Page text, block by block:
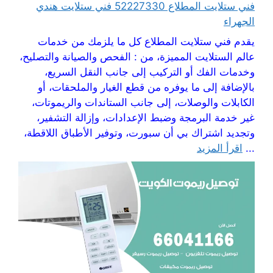
فني ستلايت المطلاع 52227330 فني ستلايت هندي
الجهراء
يقدم فني ستلايت المطلاع كل ما يلزمك من خدمات
عالم الستلايت المميزة، من : الفحص والصيانة والتصليح،
وخدمات الفك أو التركيب إلى جانب النقل السريع،
بالإضافة إلى ما يوفره من قطع الغيار والملحقات، أو
الكابلات والوصلات، إلى جانب الستاندات والريموتات،
غير خدمة البرمجة وضبط الإعدادات، وإزالة التشفير،
وتجديد اشتراك بي أن سبورت، وتوفير الأطباق اللاقطة،
... اقرأ المزيد